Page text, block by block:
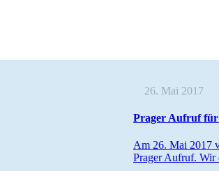
26. Mai 2017
Prager Aufruf für
Am 26. Mai 2017
Prager Aufruf. Wir